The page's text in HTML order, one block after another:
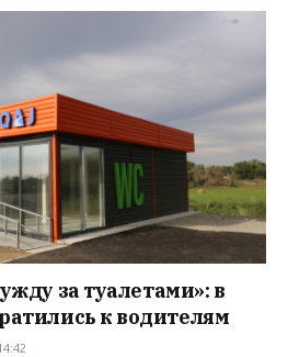
за туалетами»: в
к водителям